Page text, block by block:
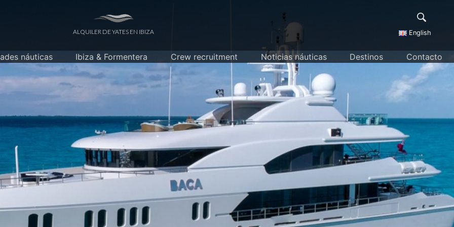
ALQUILER DE YATES EN IBIZA English
náuticas Ibiza & Formentera Crew recruitment Noticias náuticas Destinos Contacto